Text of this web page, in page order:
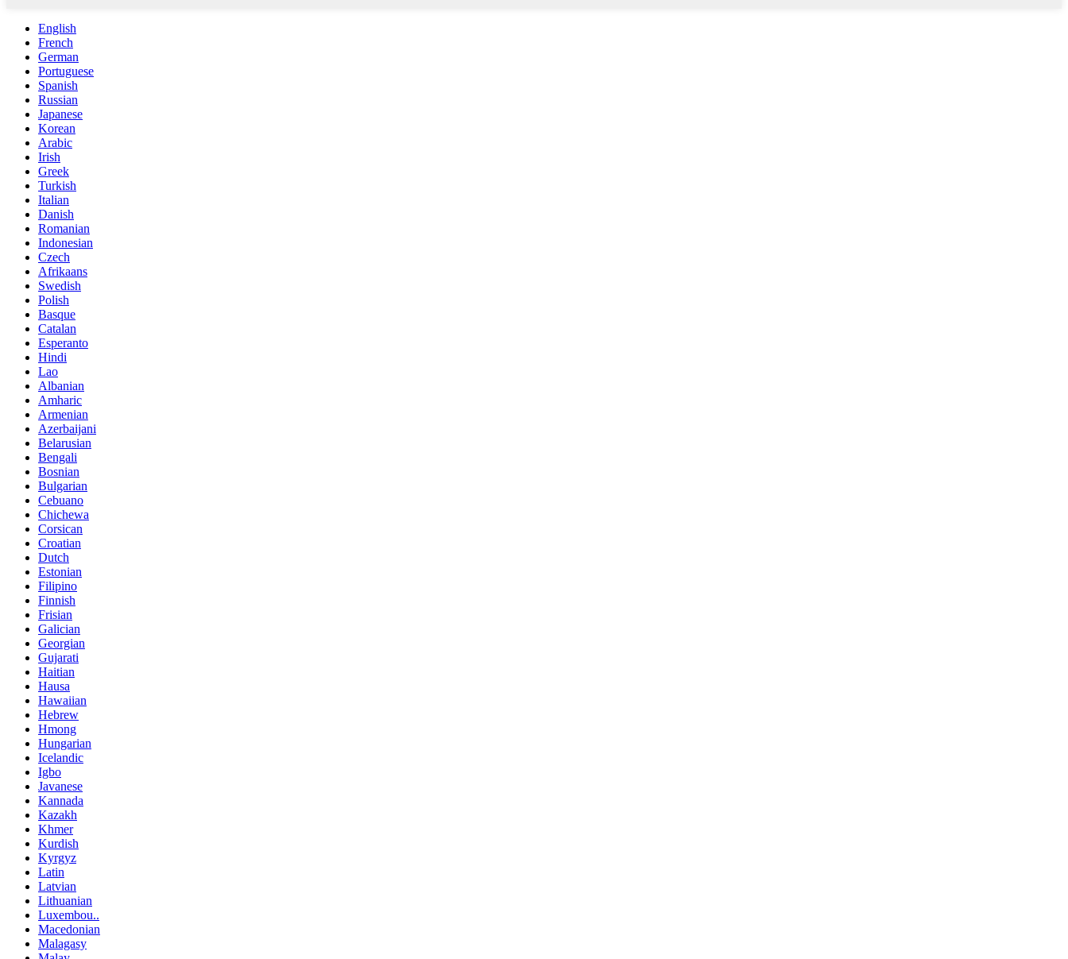
English
French
German
Portuguese
Spanish
Russian
Japanese
Korean
Arabic
Irish
Greek
Turkish
Italian
Danish
Romanian
Indonesian
Czech
Afrikaans
Swedish
Polish
Basque
Catalan
Esperanto
Hindi
Lao
Albanian
Amharic
Armenian
Azerbaijani
Belarusian
Bengali
Bosnian
Bulgarian
Cebuano
Chichewa
Corsican
Croatian
Dutch
Estonian
Filipino
Finnish
Frisian
Galician
Georgian
Gujarati
Haitian
Hausa
Hawaiian
Hebrew
Hmong
Hungarian
Icelandic
Igbo
Javanese
Kannada
Kazakh
Khmer
Kurdish
Kyrgyz
Latin
Latvian
Lithuanian
Luxembou..
Macedonian
Malagasy